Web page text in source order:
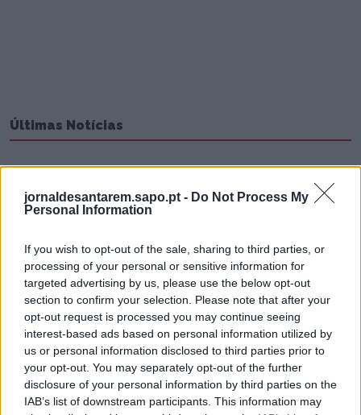
jornaldesantarem.sapo.pt - Do Not Process My
Personal Information
If you wish to opt-out of the sale, sharing to third parties, or
processing of your personal or sensitive information for
targeted advertising by us, please use the below opt-out
section to confirm your selection. Please note that after your
opt-out request is processed you may continue seeing
interest-based ads based on personal information utilized by
us or personal information disclosed to third parties prior to
your opt-out. You may separately opt-out of the further
disclosure of your personal information by third parties on the
IAB’s list of downstream participants. This information may
Últimas Notícias
Santarém veste-se de branco no dia 22 de
agosto
6/08/2026